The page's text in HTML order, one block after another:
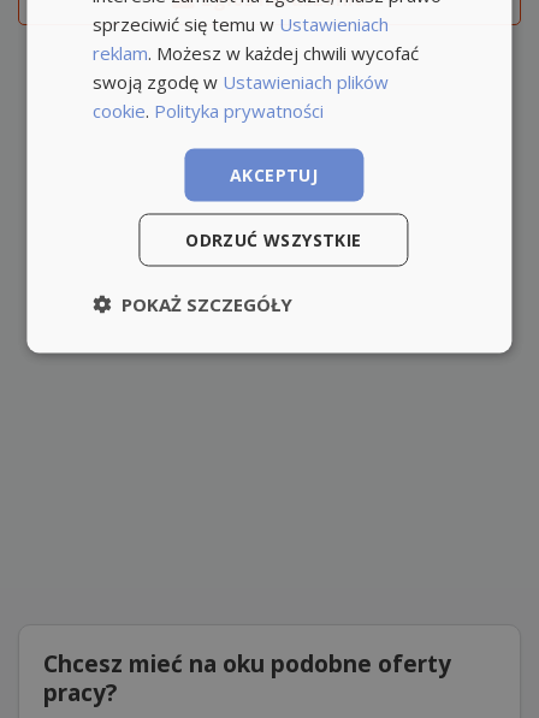
Chcesz mieć na oku podobne oferty
pracy?
sprzeciwić się temu w Ustawieniach
reklam. Możesz w każdej chwili wycofać
swoją zgodę w Ustawieniach plików
cookie. Polityka prywatności
AKCEPTUJ
ODRZUĆ WSZYSTKIE
POKAŻ SZCZEGÓŁY